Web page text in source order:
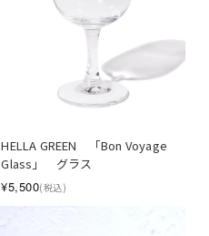
HELLA GREEN　「Bon Voyage
Glass」　グラス
¥5,500(税込)